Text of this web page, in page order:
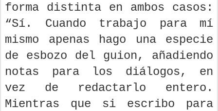
forma distinta en ambos casos:
“Sí. Cuando trabajo para mí
mismo apenas hago una especie
de esbozo del guion, añadiendo
notas para los diálogos, en
vez de redactarlo entero.
Mientras que si escribo para